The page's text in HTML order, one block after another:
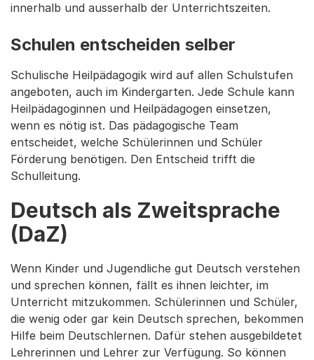
innerhalb und ausserhalb der Unterrichtszeiten.
Schulen entscheiden selber
Schulische Heilpädagogik wird auf allen Schulstufen
angeboten, auch im Kindergarten. Jede Schule kann
Heilpädagoginnen und Heilpädagogen einsetzen,
wenn es nötig ist. Das pädagogische Team
entscheidet, welche Schülerinnen und Schüler
Förderung benötigen. Den Entscheid trifft die
Schulleitung.
Deutsch als Zweitsprache
(DaZ)
Wenn Kinder und Jugendliche gut Deutsch verstehen
und sprechen können, fällt es ihnen leichter, im
Unterricht mitzukommen. Schülerinnen und Schüler,
die wenig oder gar kein Deutsch sprechen, bekommen
Hilfe beim Deutschlernen. Dafür stehen ausgebildetet
Lehrerinnen und Lehrer zur Verfügung. So können